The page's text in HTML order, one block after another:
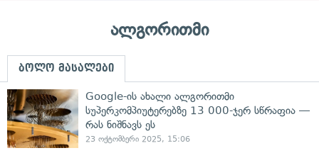
ალგორითმი
ბოლო მასალები
Google-ის ახალი ალგორითმი
სუპერკომპიუტერებზე 13 000-ჯერ სწრაფია —
რას ნიშნავს ეს
23 ოქტომბერი 2025, 15:06